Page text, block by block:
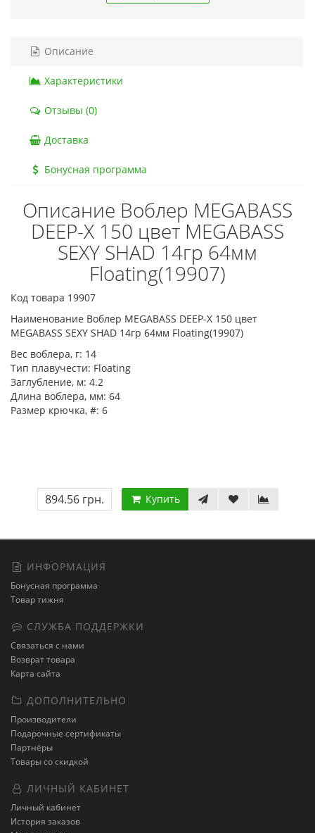
Описание
Характеристики
Отзывы (0)
Доставка
Бонусная программа
Описание Воблер MEGABASS
DEEP-X 150 цвет MEGABASS
SEXY SHAD 14гр 64мм
Floating(19907)
Код товара 19907
Наименование Воблер MEGABASS DEEP-X 150 цвет
MEGABASS SEXY SHAD 14гр 64мм Floating(19907)
Вес воблера, г: 14
Тип плавучести: Floating
Заглубление, м: 4.2
Длина воблера, мм: 64
Размер крючка, #: 6
894.56 грн. Купить
ИНФОРМАЦИЯ
Бонусная программа
Товар тижня
СЛУЖБА ПОДДЕРЖКИ
Связаться с нами
Возврат товара
Карта сайта
ДОПОЛНИТЕЛЬНО
Производители
Подарочные сертификаты
Партнёры
Товары со скидкой
ЛИЧНЫЙ КАБИНЕТ
Личный кабинет
История заказов